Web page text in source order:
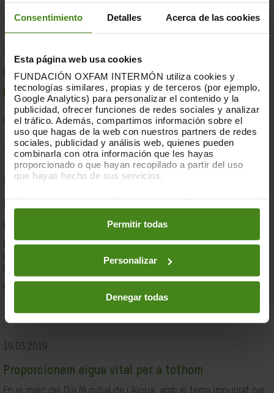
Consentimiento Detalles Acerca de las cookies
Esta página web usa cookies
FUNDACIÓN OXFAM INTERMÓN utiliza cookies y
tecnologías similares, propias y de terceros (por ejemplo,
Google Analytics) para personalizar el contenido y la
publicidad, ofrecer funciones de redes sociales y analizar
el tráfico. Además, compartimos información sobre el
uso que hagas de la web con nuestros partners de redes
sociales, publicidad y análisis web, quienes pueden
combinarla con otra información que les hayas
proporcionado o que hayan recopilado a partir del uso
que hayas hecho de sus servicios.
preferencias accediendo a nuestraPolítica de Cookieso
en los botones facilitados a continuación:
Permitir todas
Personalizar
Denegar todas
23.07.2019
Compromesos o complaents: una resposta fallida a
la crisi per sequera a la Banya d'Àfrica de 2019
Acció Humanitària-Resiliència i Mitjans de Vida
28.03.2019
desigualtat a Espanya
En el marc de la lluita contra la desigualtat, Oxfam Intermón ha
desenvolupat una eina d'anàlisi estructural de les causes de
la...
Ciutadania- Governabilitat i Drets Humans
19.03.2019
Proporcionem aigua vital per a tothom